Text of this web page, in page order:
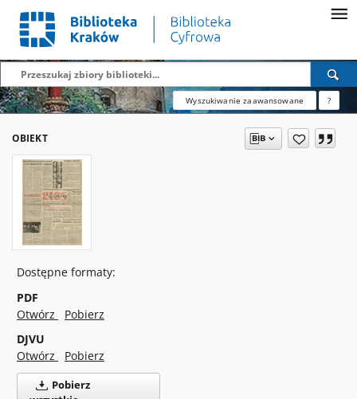
Wyszukiwanie zaawansowane ?
OBIEKT
Dostępne formaty:
PDF
Otwórz
Pobierz
DJVU
Otwórz
Pobierz
Pobierz